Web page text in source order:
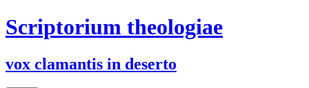
Hop
til
Scriptorium theologiae
vox clamantis in deserto